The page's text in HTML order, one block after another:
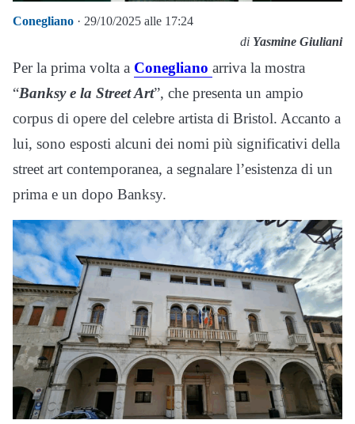
Conegliano · 29/10/2025 alle 17:24
di Yasmine Giuliani
Per la prima volta a Conegliano arriva la mostra
“Banksy e la Street Art”, che presenta un ampio
corpus di opere del celebre artista di Bristol. Accanto a
lui, sono esposti alcuni dei nomi più significativi della
street art contemporanea, a segnalare l’esistenza di un
prima e un dopo Banksy.